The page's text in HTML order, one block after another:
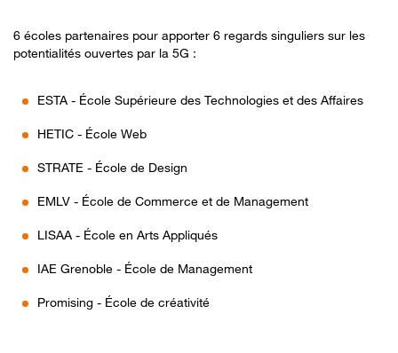
6 écoles partenaires pour apporter 6 regards singuliers sur les
potentialités ouvertes par la 5G :
ESTA - École Supérieure des Technologies et des Affaires
HETIC - École Web
STRATE - École de Design
EMLV - École de Commerce et de Management
LISAA - École en Arts Appliqués
IAE Grenoble - École de Management
Promising - École de créativité